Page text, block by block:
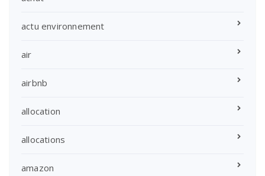
actu environnement
air
airbnb
allocation
allocations
amazon